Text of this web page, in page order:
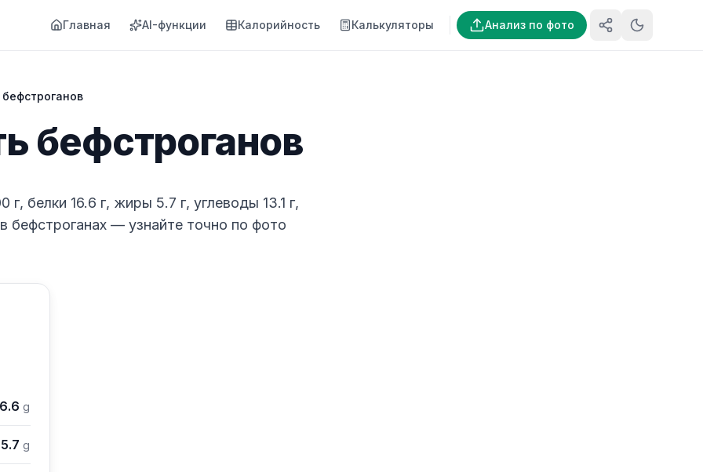
Главная AI-функции Калорийность Калькуляторы Анализ по фото
бефстроганов
белки 16.6 г, жиры 5.7 г, углеводы 13.1 г,
бефстроганах — узнайте точно по фото
g
5.7 g